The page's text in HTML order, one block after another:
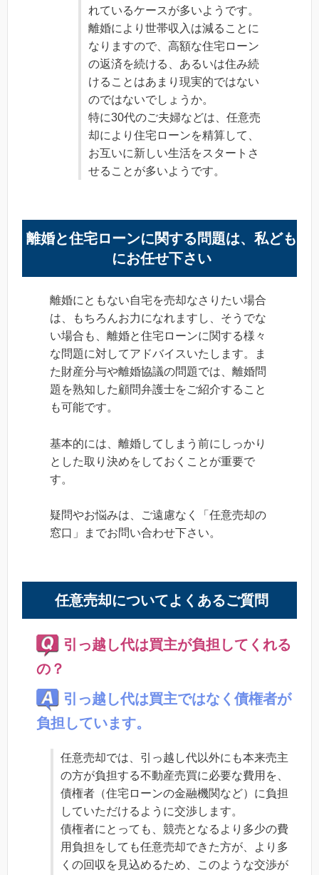
れているケースが多いようです。
離婚により世帯収入は減ることに
なりますので、高額な住宅ローン
の返済を続ける、あるいは住み続
けることはあまり現実的ではない
のではないでしょうか。
特に30代のご夫婦などは、任意売
却により住宅ローンを精算して、
お互いに新しい生活をスタートさ
せることが多いようです。
離婚と住宅ローンに関する問題は、私ども
にお任せ下さい
離婚にともない自宅を売却なさりたい場合
は、もちろんお力になれますし、そうでな
い場合も、離婚と住宅ローンに関する様々
な問題に対してアドバイスいたします。ま
た財産分与や離婚協議の問題では、離婚問
題を熟知した顧問弁護士をご紹介すること
も可能です。
基本的には、離婚してしまう前にしっかり
とした取り決めをしておくことが重要で
す。
疑問やお悩みは、ご遠慮なく「任意売却の
窓口」までお問い合わせ下さい。
任意売却についてよくあるご質問
引っ越し代は買主が負担してくれる
の？
引っ越し代は買主ではなく債権者が
負担しています。
任意売却では、引っ越し代以外にも本来売主
の方が負担する不動産売買に必要な費用を、
債権者（住宅ローンの金融機関など）に負担
していただけるように交渉します。
債権者にとっても、競売となるより多少の費
用負担をしても任意売却できた方が、より多
くの回収を見込めるため、このような交渉が